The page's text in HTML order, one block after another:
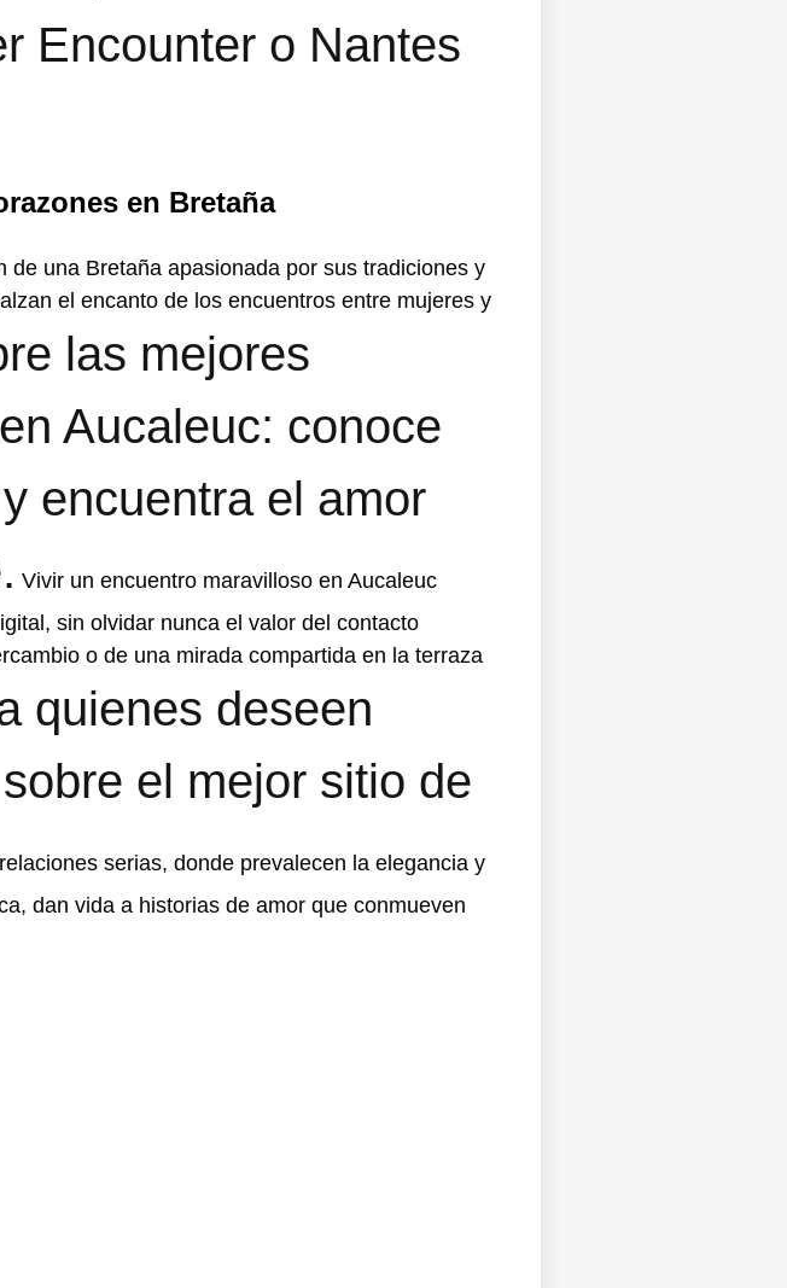
Encounter o Nantes
en Bretaña
una Bretaña apasionada por sus tradiciones y
el encanto de los encuentros entre mujeres y
las mejores
Aucaleuc: conoce
encuentra el amor
Vivir un encuentro maravilloso en Aucaleuc
sin olvidar nunca el valor del contacto
o de una mirada compartida en la terraza
quienes deseen
el mejor sitio de
serias, donde prevalecen la elegancia y
dan vida a historias de amor que conmueven